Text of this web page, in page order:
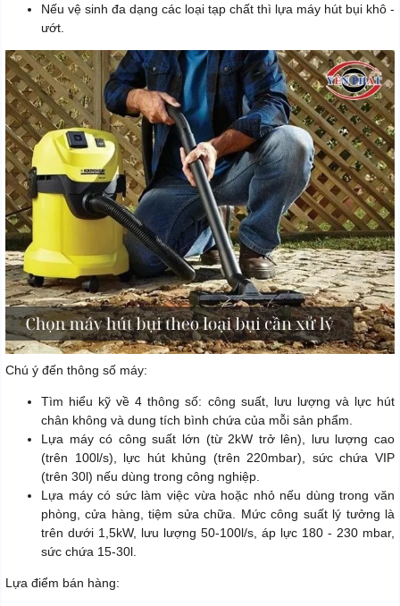
Nếu vệ sinh đa dạng các loại tạp chất thì lựa máy hút bụi khô -
ướt.
Chú ý đến thông số máy:
Tìm hiểu kỹ về 4 thông số: công suất, lưu lượng và lực hút
chân không và dung tích bình chứa của mỗi sản phẩm.
Lựa máy có công suất lớn (từ 2kW trở lên), lưu lượng cao
(trên 100l/s), lực hút khủng (trên 220mbar), sức chứa VIP
(trên 30l) nếu dùng trong công nghiệp.
Lựa máy có sức làm việc vừa hoặc nhỏ nếu dùng trong văn
phòng, cửa hàng, tiệm sửa chữa. Mức công suất lý tưởng là
trên dưới 1,5kW, lưu lượng 50-100l/s, áp lực 180 - 230 mbar,
sức chứa 15-30l.
Lựa điểm bán hàng: